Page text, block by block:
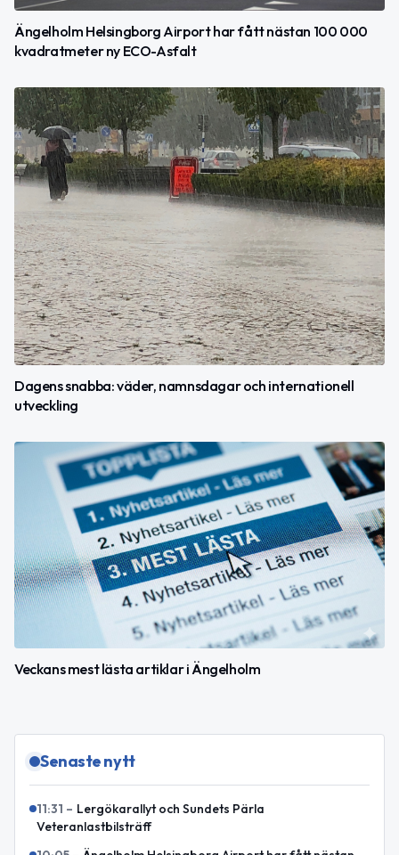
Ängelholm Helsingborg Airport har fått nästan 100 000
kvadratmeter ny ECO-Asfalt
Dagens snabba: väder, namnsdagar och internationell
utveckling
Veckans mest lästa artiklar i Ängelholm
Senaste nytt
11:31 – Lergökarallyt och Sundets Pärla
Veteranlastbilsträff